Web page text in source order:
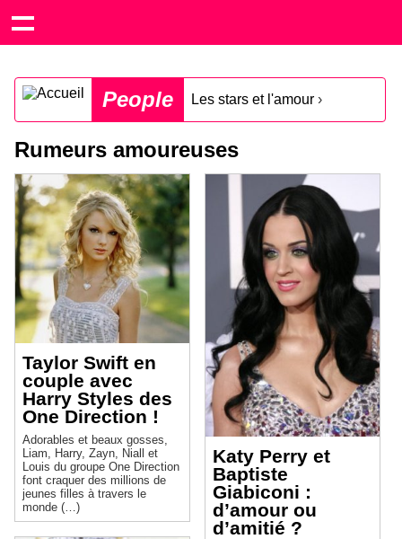
People Les stars et l'amour ›
Rumeurs amoureuses
Taylor Swift en
couple avec
Harry Styles des
One Direction !
Adorables et beaux gosses,
Liam, Harry, Zayn, Niall et
Louis du groupe One Direction
font craquer des millions de
jeunes filles à travers le
monde (…)
Katy Perry et
Baptiste
Giabiconi :
d’amour ou
d’amitié ?